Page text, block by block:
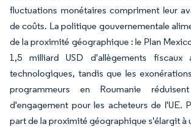
fluctuations monétaires compriment leur
de coûts. La politique gouvernementale
de la proximité géographique : le Plan
1,5 milliard USD d'allègements fiscaux
technologiques, tandis que les
programmeurs en Roumanie
d'engagement pour les acheteurs de l'UE.
part de la proximité géographique s'élargit à